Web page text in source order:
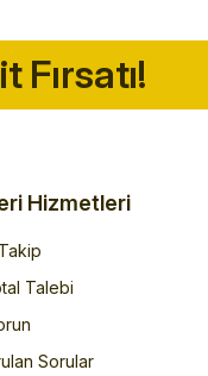
Fırsatı!
Hizmetleri
Talebi
Sorular